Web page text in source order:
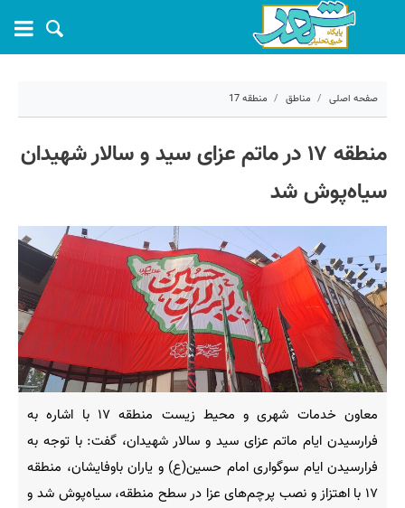
صفحه اصلی مناطق منطقه 17
منطقه ۱۷ در ماتم عزای سید و سالار شهیدان
سیاه‌پوش شد
معاون خدمات شهری و محیط زیست منطقه ۱۷ با اشاره به
فرارسیدن ایام ماتم عزای سید و سالار شهیدان، گفت: با توجه به
فرارسیدن ایام سوگواری امام حسین(ع) و یاران باوفایشان، منطقه
۱۷ با اهتزاز و نصب پرچم‌های عزا در سطح منطقه، سیاه‌پوش شد و